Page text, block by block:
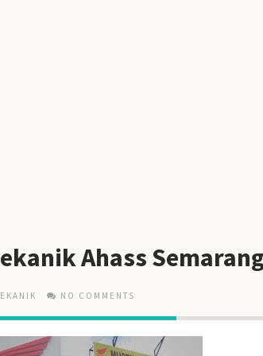
Ahass
NO COMMENTS